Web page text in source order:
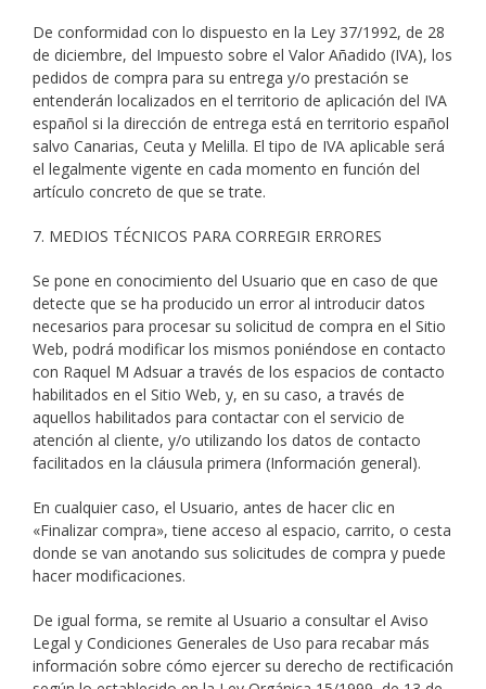
De conformidad con lo dispuesto en la Ley 37/1992, de 28
de diciembre, del Impuesto sobre el Valor Añadido (IVA), los
pedidos de compra para su entrega y/o prestación se
entenderán localizados en el territorio de aplicación del IVA
español si la dirección de entrega está en territorio español
salvo Canarias, Ceuta y Melilla. El tipo de IVA aplicable será
el legalmente vigente en cada momento en función del
artículo concreto de que se trate.
7. MEDIOS TÉCNICOS PARA CORREGIR ERRORES
Se pone en conocimiento del Usuario que en caso de que
detecte que se ha producido un error al introducir datos
necesarios para procesar su solicitud de compra en el Sitio
Web, podrá modificar los mismos poniéndose en contacto
con Raquel M Adsuar a través de los espacios de contacto
habilitados en el Sitio Web, y, en su caso, a través de
aquellos habilitados para contactar con el servicio de
atención al cliente, y/o utilizando los datos de contacto
facilitados en la cláusula primera (Información general).
En cualquier caso, el Usuario, antes de hacer clic en
«Finalizar compra», tiene acceso al espacio, carrito, o cesta
donde se van anotando sus solicitudes de compra y puede
hacer modificaciones.
De igual forma, se remite al Usuario a consultar el Aviso
Legal y Condiciones Generales de Uso para recabar más
información sobre cómo ejercer su derecho de rectificación